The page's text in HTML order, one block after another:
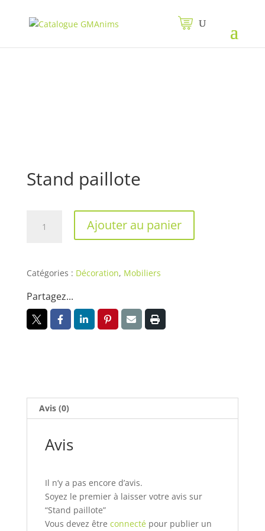
Stand paillote
Ajouter au panier
Catégories : Décoration, Mobiliers
Partagez...
Avis (0)
Avis
Il n’y a pas encore d’avis.
Soyez le premier à laisser votre avis sur
“Stand paillote”
Vous devez être connectépour publier un